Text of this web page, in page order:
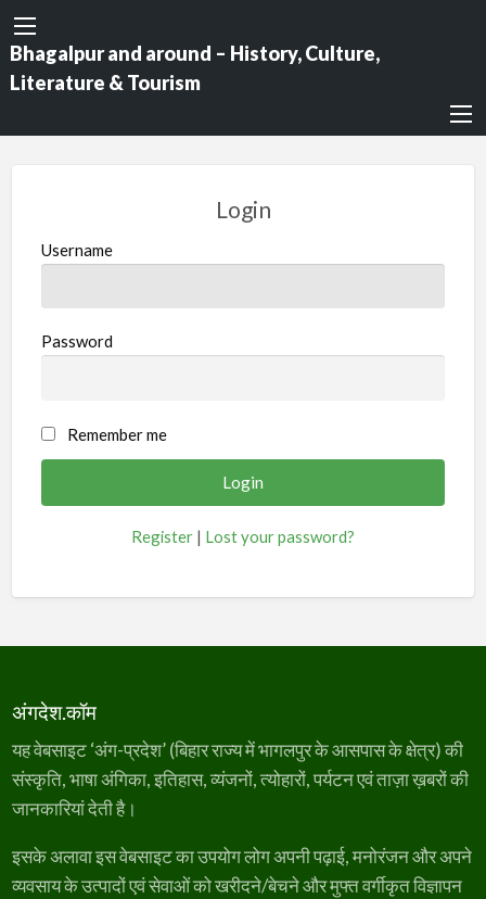
Bhagalpur and around – History, Culture,
Literature & Tourism
Login
Username
Password
Remember me
Register | Lost your password?
अंगदेश.कॉम
यह वेबसाइट ‘अंग-प्रदेश’ (बिहार राज्य में भागलपुर के आसपास के क्षेत्र) की
संस्कृति, भाषा अंगिका, इतिहास, व्यंजनों, त्योहारों, पर्यटन एवं ताज़ा ख़बरों की
जानकारियां देती है।
इसके अलावा इस वेबसाइट का उपयोग लोग अपनी पढ़ाई, मनोरंजन और अपने
व्यवसाय के उत्पादों एवं सेवाओं को खरीदने/बेचने और मुफ्त वर्गीकृत विज्ञापन